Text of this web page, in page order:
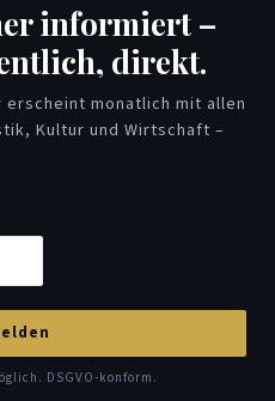
informiert –
direkt.
erscheint monatlich mit allen
Kultur und Wirtschaft –
DSGVO-konform.